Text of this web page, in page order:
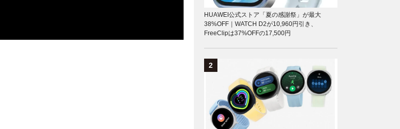
HUAWEI公式ストア「夏の感謝祭」が最大
38%OFF｜WATCH D2が10,960円引き、
FreeClipは37%OFFの17,500円